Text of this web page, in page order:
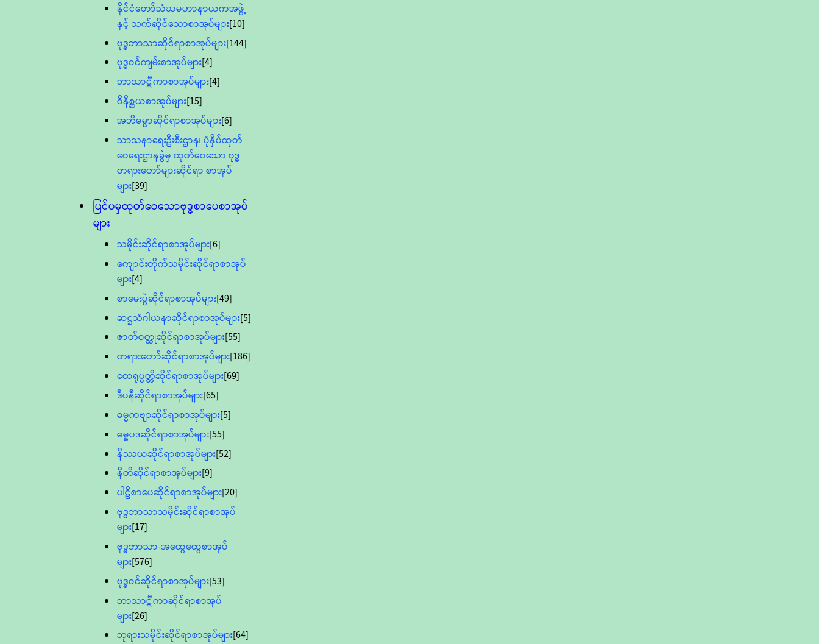
နိုင်ငံတော်သံဃမဟာနာယကအဖွဲ့
နှင့် သက်ဆိုင်သောစာအုပ်များ[10]
ဗုဒ္ဓဘာသာဆိုင်ရာစာအုပ်များ[144]
ဗုဒ္ဓဝင်ကျမ်းစာအုပ်များ[4]
ဘာသာဋီကာစာအုပ်များ[4]
ဝိနိစ္ဆယစာအုပ်များ[15]
အဘိဓမ္မာဆိုင်ရာစာအုပ်များ[6]
သာသနာရေးဦးစီးဌာန၊ ပုံနှိပ်ထုတ်
ဝေရေးဌာနခွဲမှ ထုတ်ဝေသော ဗုဒ္ဓ
တရားတော်များဆိုင်ရာ စာအုပ်
များ[39]
ပြင်ပမှထုတ်ဝေသောဗုဒ္ဓစာပေစာအုပ်
များ
သမိုင်းဆိုင်ရာစာအုပ်များ[6]
ကျောင်းတိုက်သမိုင်းဆိုင်ရာစာအုပ်
များ[4]
စာမေးပွဲဆိုင်ရာစာအုပ်များ[49]
ဆဋ္ဌသံဂါယနာဆိုင်ရာစာအုပ်များ[5]
ဇာတ်၀တ္ထုဆိုင်ရာစာအုပ်များ[55]
တရားတော်ဆိုင်ရာစာအုပ်များ[186]
ထေရုပ္ပတ္တိဆိုင်ရာစာအုပ်များ[69]
ဒီပနီဆိုင်ရာစာအုပ်များ[65]
ဓမ္မကဗျာဆိုင်ရာစာအုပ်များ[5]
ဓမ္မပဒဆိုင်ရာစာအုပ်များ[55]
နိဿယဆိုင်ရာစာအုပ်များ[52]
နီတိဆိုင်ရာစာအုပ်များ[9]
ပါဠိစာပေဆိုင်ရာစာအုပ်များ[20]
ဗုဒ္ဓဘာသာသမိုင်းဆိုင်ရာစာအုပ်
များ[17]
ဗုဒ္ဓဘာသာ-အထွေထွေစာအုပ်
များ[576]
ဗုဒ္ဓဝင်ဆိုင်ရာစာအုပ်များ[53]
ဘာသာဋီကာဆိုင်ရာစာအုပ်
များ[26]
ဘုရားသမိုင်းဆိုင်ရာစာအုပ်များ[64]